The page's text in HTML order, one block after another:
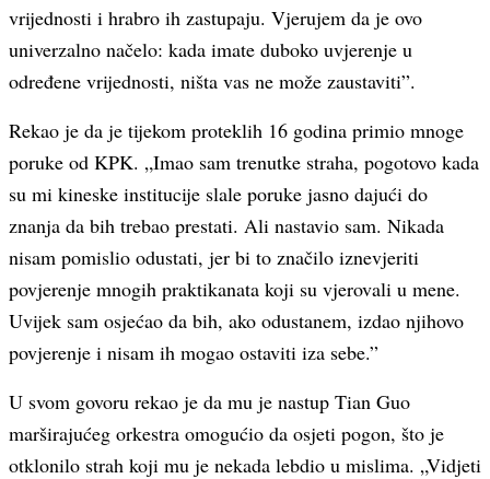
vrijednosti i hrabro ih zastupaju. Vjerujem da je ovo
univerzalno načelo: kada imate duboko uvjerenje u
određene vrijednosti, ništa vas ne može zaustaviti”.
Rekao je da je tijekom proteklih 16 godina primio mnoge
poruke od KPK. „Imao sam trenutke straha, pogotovo kada
su mi kineske institucije slale poruke jasno dajući do
znanja da bih trebao prestati. Ali nastavio sam. Nikada
nisam pomislio odustati, jer bi to značilo iznevjeriti
povjerenje mnogih praktikanata koji su vjerovali u mene.
Uvijek sam osjećao da bih, ako odustanem, izdao njihovo
povjerenje i nisam ih mogao ostaviti iza sebe.”
U svom govoru rekao je da mu je nastup Tian Guo
marširajućeg orkestra omogućio da osjeti pogon, što je
otklonilo strah koji mu je nekada lebdio u mislima. „Vidjeti